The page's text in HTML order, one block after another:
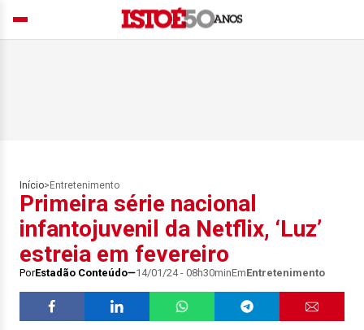
Início> Entretenimento
Primeira série nacional
infantojuvenil da Netflix, ‘Luz’
estreia em fevereiro
PorEstadão Conteúdo 14/01/24 - 08h30minEmEntretenimento